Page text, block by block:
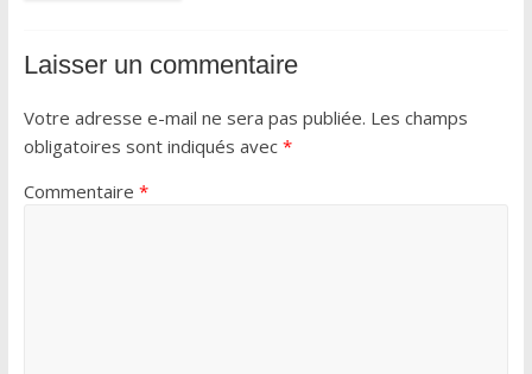
Laisser un commentaire
Votre adresse e-mail ne sera pas publiée. Les champs
obligatoires sont indiqués avec *
Commentaire *